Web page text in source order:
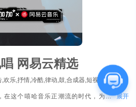
网易云精选
嘻哈说唱,运动,综艺,Vlog,广告,欢乐,抒情,冷酷,律动,鼓,合成器,短视频,社交直播,编辑工具,语音聊天,在线K歌,车载,公播,有人声,华语,英语,推荐
音加加x网易云强强联合，在这个嘻哈音乐正潮流的时代，为各位献上大牌且优质的嘻哈音乐，包括马思唯、沙一汀、功夫胖、姜云升等爆款嘻哈艺人，感受嘻哈音乐的火热魅力。 展开